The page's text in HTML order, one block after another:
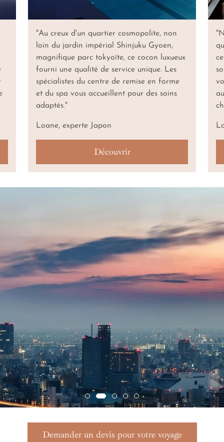
"Au creux d'un quartier cosmopolite, non
loin du jardin impérial Shinjuku Gyoen,
magnifique parc tokyoïte, ce cocon luxueux
fourni une qualité de service unique. Les
spécialistes du centre de remise en forme
et du spa vous accueillent pour des soins
adaptés."
Loane, experte Japon
Découvrir
Demander un devis pour votre voyage